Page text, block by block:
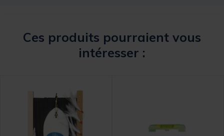
Ces produits pourraient vous
intéresser :